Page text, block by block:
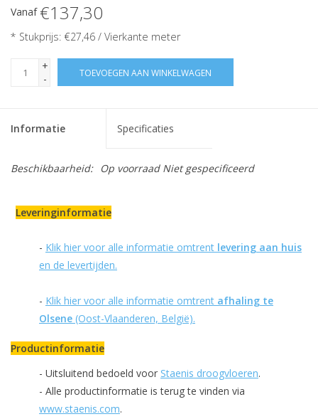
Vanaf€137,30
* Stukprijs: €27,46 / Vierkante meter
+
-
TOEVOEGEN AAN WINKELWAGEN
Informatie Specificaties
Beschikbaarheid: Op voorraad Niet gespecificeerd
Leveringinformatie
- Klik hier voor alle informatie omtrent levering aan huis
en de levertijden.
- Klik hier voor alle informatie omtrent afhaling te
Olsene (Oost-Vlaanderen, België).
Productinformatie
- Uitsluitend bedoeld voor Staenis droogvloeren.
- Alle productinformatie is terug te vinden via
www.staenis.com.